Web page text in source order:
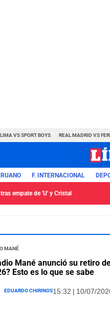
VS SPORT BOYS REAL MADRID VS
F. INTERNACIONAL
empate de 'U' y Cristal
Mané
Mané anunció su retiro
Esto es lo que se sabe
Eduardo Chirinos15:32 | 10/07/